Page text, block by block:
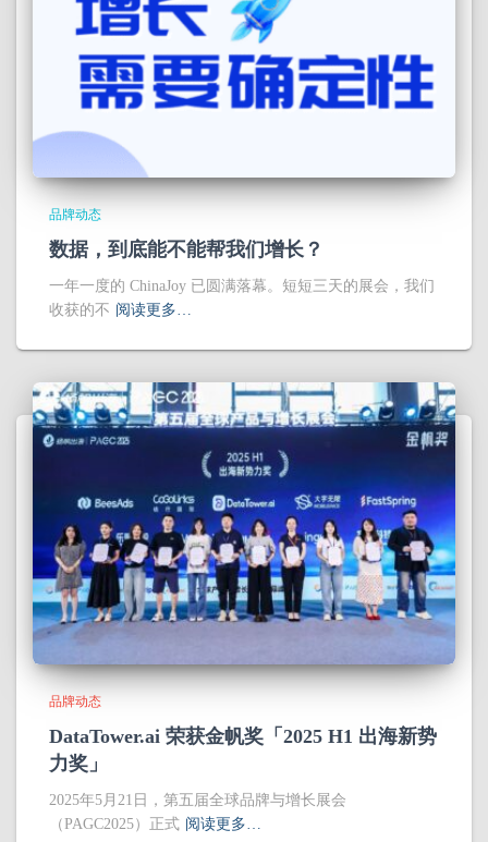
品牌动态
数据，到底能不能帮我们增长？
一年一度的 ChinaJoy 已圆满落幕。短短三天的展会，我们
收获的不 阅读更多…
品牌动态
DataTower.ai 荣获金帆奖「2025 H1 出海新势
力奖」
2025年5月21日，第五届全球品牌与增长展会
（PAGC2025）正式 阅读更多…